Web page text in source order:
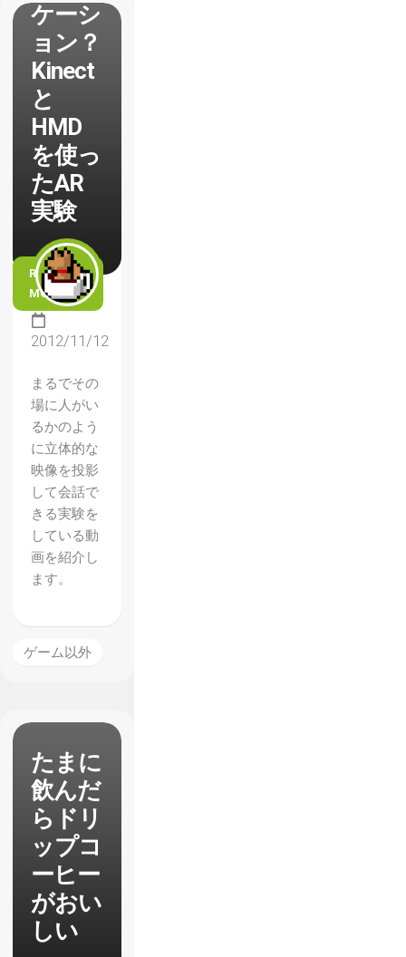
ケーシ
ョン？
Kinect
と
HMD
を使っ
たAR
実験
READ
MORE
2012/11/12
まるでその
場に人がい
るかのよう
に立体的な
映像を投影
して会話で
きる実験を
している動
画を紹介し
ます。
ゲーム以外
たまに
飲んだ
らドリ
ップコ
ーヒー
がおい
しい